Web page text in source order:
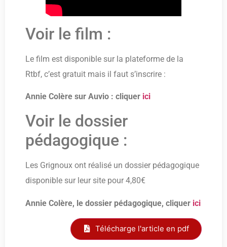
Voir le film :
Le film est disponible sur la plateforme de la
Rtbf, c’est gratuit mais il faut s’inscrire :
Annie Colère sur Auvio : cliquer ici
Voir le dossier
pédagogique :
Les Grignoux ont réalisé un dossier pédagogique
disponible sur leur site pour 4,80€
Annie Colère, le dossier pédagogique, cliquer ici
Télécharge l'article en pdf